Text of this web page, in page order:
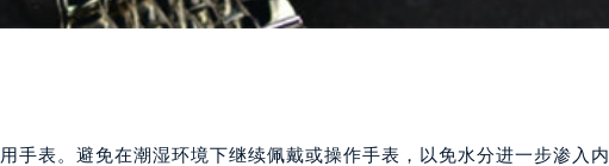
手表。避免在潮湿环境下继续佩戴或操作手表，以免水分进一步渗入内